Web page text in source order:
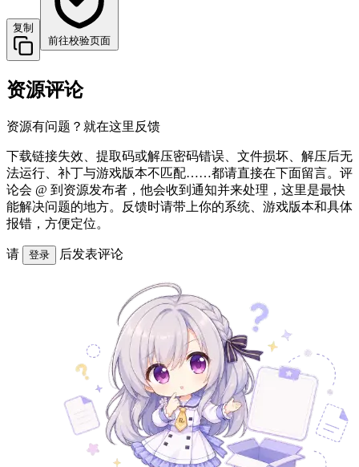
复制
前往校验页面
资源评论
资源有问题？就在这里反馈
下载链接失效、提取码或解压密码错误、文件损坏、解压后无
法运行、补丁与游戏版本不匹配……都请直接在下面留言。评
论会 @ 到资源发布者，他会收到通知并来处理，这里是最快
能解决问题的地方。反馈时请带上你的系统、游戏版本和具体
报错，方便定位。
请 登录 后发表评论